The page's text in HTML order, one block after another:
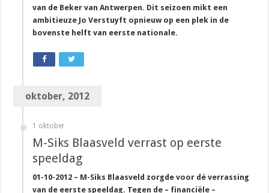
van de Beker van Antwerpen. Dit seizoen mikt een
ambitieuze Jo Verstuyft opnieuw op een plek in de
bovenste helft van eerste nationale.
oktober, 2012
1 oktober
M-Siks Blaasveld verrast op eerste
speeldag
01-10-2012 – M-Siks Blaasveld zorgde voor dé verrassing
van de eerste speeldag. Tegen de – financiële –